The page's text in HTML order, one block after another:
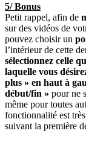
5/ Bonus
Petit rappel, afin de
sur des vidéos de
pouvez choisir un
l’intérieur de cette
sélectionnez celle
laquelle vous
plus » en haut à
début/fin » pour ne
même pour toutes
fonctionnalité est
suivant la première